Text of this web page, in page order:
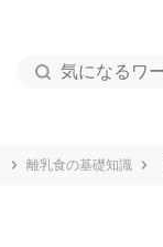
離乳食の基礎知識